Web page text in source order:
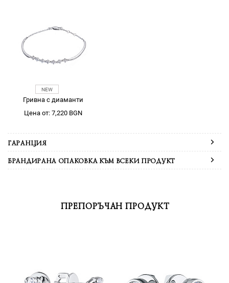
Гривна с диаманти
Цена от: 7,220 BGN
ГАРАНЦИЯ
БРАНДИРАНА ОПАКОВКА КЪМ ВСЕКИ ПРОДУКТ
ПРЕПОРЪЧАН ПРОДУКТ